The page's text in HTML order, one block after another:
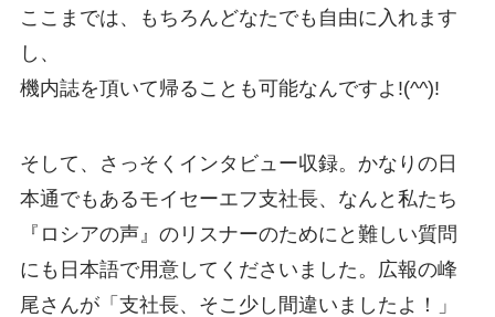
ここまでは、もちろんどなたでも自由に入れます
し、
機内誌を頂いて帰ることも可能なんですよ!(^^)!
そして、さっそくインタビュー収録。かなりの日
本通でもあるモイセーエフ支社長、なんと私たち
『ロシアの声』のリスナーのためにと難しい質問
にも日本語で用意してくださいました。広報の峰
尾さんが「支社長、そこ少し間違いましたよ！」